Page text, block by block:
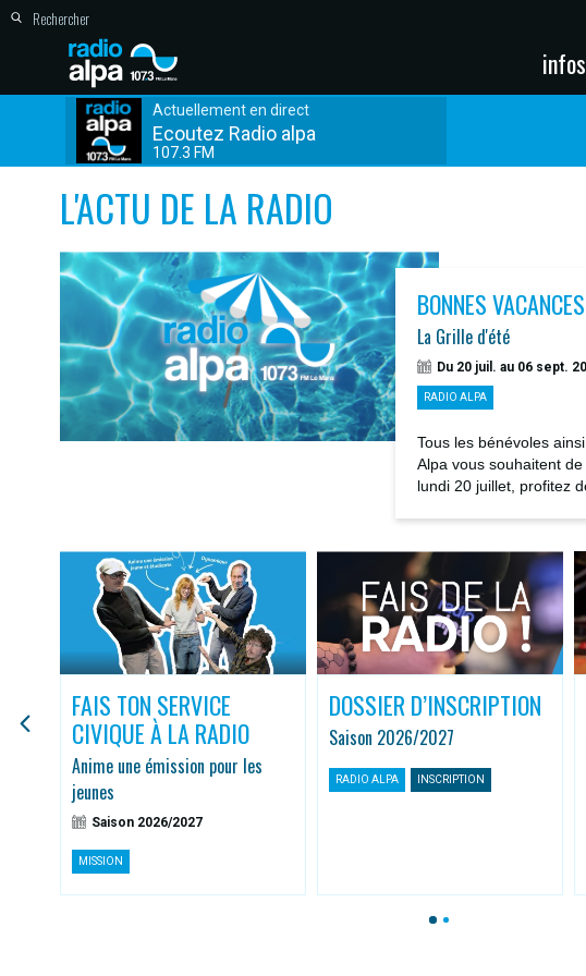
Actuellement en direct
Ecoutez Radio alpa
107.3 FM
L'ACTU DE LA RADIO
BONNES
La Grille d'été
Du 20 juil. au 06 sept.
RADIO ALPA
Tous les bénévoles
Alpa vous souhaitent
lundi 20 juillet, profitez
FAIS TON SERVICE
CIVIQUE À LA RADIO
Anime une émission pour les
jeunes
Saison 2026/2027
MISSION
DOSSIER D’INSCRIPTION
Saison 2026/2027
RADIO ALPA INSCRIPTION